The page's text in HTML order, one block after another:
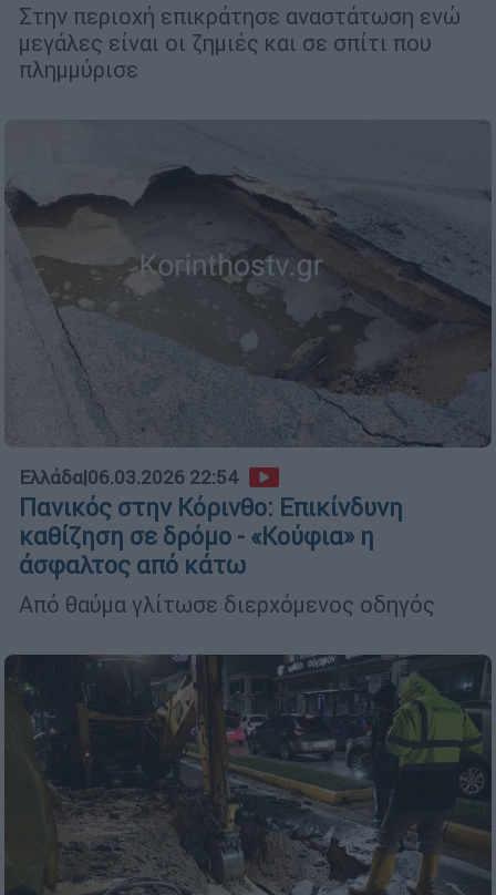
Στην περιοχή επικράτησε αναστάτωση ενώ
μεγάλες είναι οι ζημιές και σε σπίτι που
πλημμύρισε
Ελλάδα|06.03.2026 22:54
Πανικός στην Κόρινθο: Επικίνδυνη
καθίζηση σε δρόμο - «Κούφια» η
άσφαλτος από κάτω
Από θαύμα γλίτωσε διερχόμενος οδηγός